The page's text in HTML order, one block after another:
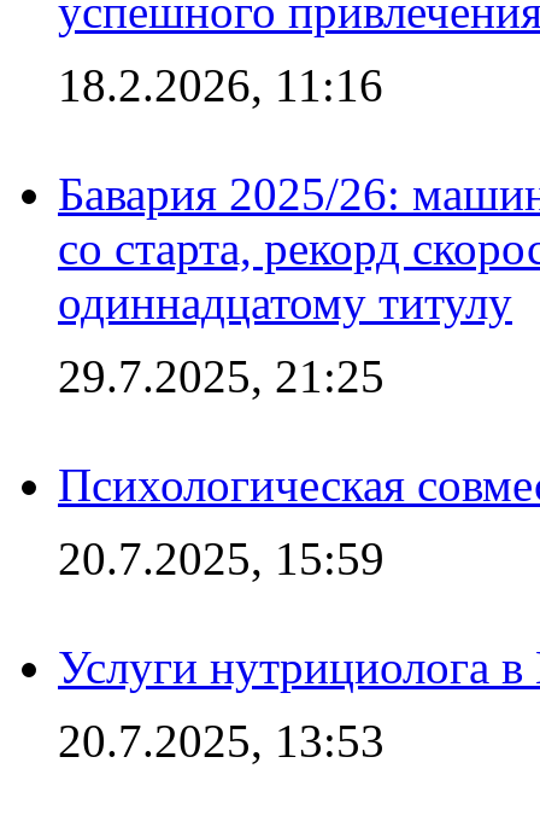
успешного
18.2.2026, 11:16
Бавария 2025/26:
со старта, рекорд
одиннадцатому титулу
29.7.2025, 21:25
Психологическая
20.7.2025, 15:59
Услуги нутрициолога
20.7.2025, 13:53